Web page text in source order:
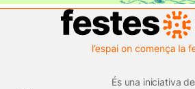
És una iniciativa de